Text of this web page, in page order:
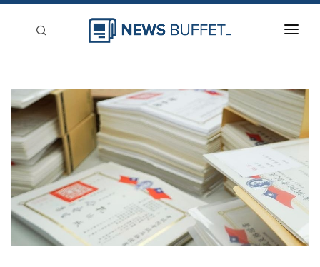
新聞稿分類
登入
刊登